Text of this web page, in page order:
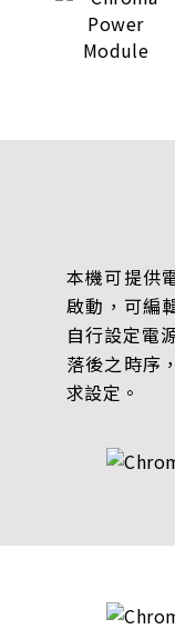
本機可提供
啟動，可編
自行設定電
落後之時序
求設定。